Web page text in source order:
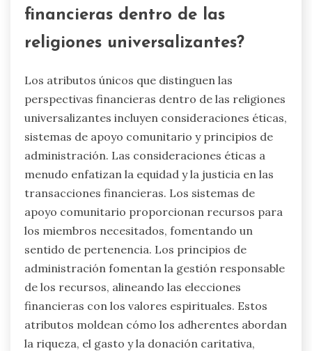
financieras dentro de las
religiones universalizantes?
Los atributos únicos que distinguen las
perspectivas financieras dentro de las religiones
universalizantes incluyen consideraciones éticas,
sistemas de apoyo comunitario y principios de
administración. Las consideraciones éticas a
menudo enfatizan la equidad y la justicia en las
transacciones financieras. Los sistemas de
apoyo comunitario proporcionan recursos para
los miembros necesitados, fomentando un
sentido de pertenencia. Los principios de
administración fomentan la gestión responsable
de los recursos, alineando las elecciones
financieras con los valores espirituales. Estos
atributos moldean cómo los adherentes abordan
la riqueza, el gasto y la donación caritativa,